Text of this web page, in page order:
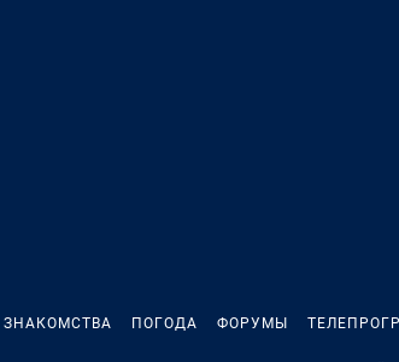
ЗНАКОМСТВА ПОГОДА ФОРУМЫ